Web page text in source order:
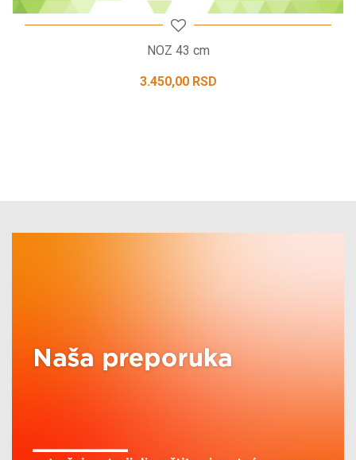
NOZ 43 cm
3.450,00 RSD